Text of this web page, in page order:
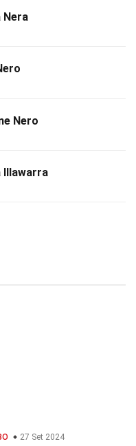
Nera
Nero
Illawarra
27 Set 2024